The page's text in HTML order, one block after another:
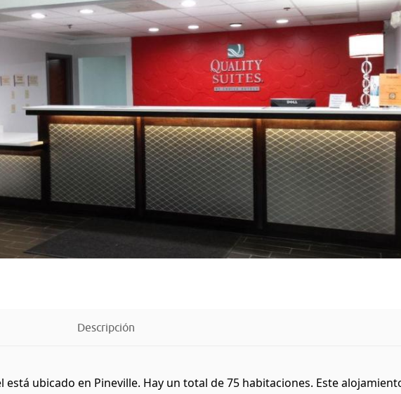
Descripción
está ubicado en Pineville. Hay un total de 75 habitaciones. Este